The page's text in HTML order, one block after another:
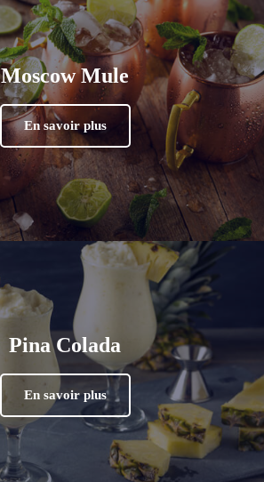
Moscow Mule
En savoir plus
Pina Colada
En savoir plus